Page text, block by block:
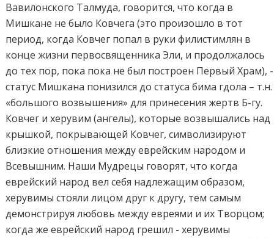
Вавилонского Талмуда, говорится, что когда в
Мишкане не было Ковчега (это произошло в тот
период, когда Ковчег попал в руки филистимлян в
конце жизни первосвященника Эли, и продолжалось
до тех пор, пока пока не был построен Первый Храм), -
статус Мишкана понизился до статуса бима гдола – т.н.
«большого возвышения» для принесения жертв Б-гу.
Ковчег и херувим (ангелы), которые возвышались над
крышкой, покрывающей Ковчег, символизируют
близкие отношения между еврейским народом и
Всевышним. Наши Мудрецы говорят, что когда
еврейский народ вел себя надлежащим образом,
херувимы стояли лицом друг к другу, тем самым
демонстрируя любовь между евреями и их Творцом;
когда же еврейский народ грешил - херувимы